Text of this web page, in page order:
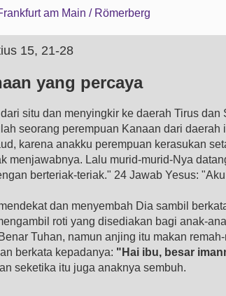
am Main / Römerberg
15, 21-28
yang percaya
situ dan menyingkir ke daerah Tirus dan
seorang perempuan Kanaan dari
karena anakku perempuan kerasukan
menjawabnya. Lalu murid-murid-Nya
berteriak-teriak." 24 Jawab Yesus:
dan menyembah Dia sambil
roti yang disediakan bagi anak-
Tuhan, namun anjing itu makan
berkata kepadanya: "Hai ibu, besar
seketika itu juga anaknya sembuh.